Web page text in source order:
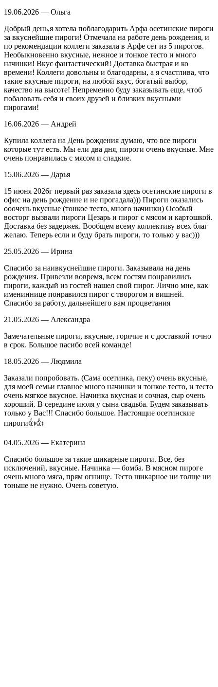
19.06.2026 — Ольга
Добрый день,я хотела поблагодарить Арфа осетинские пироги
за вкуснейшие пироги! Отмечала на работе день рождения, и
по рекомендации коллеги заказала в Арфе сет из 5 пирогов.
Необыкновенно вкусные, нежное и тонкое тесто и много
начинки! Вкус фантастический! Доставка быстрая и ко
времени! Коллеги довольны и благодарны, а я счастлива, что
такие вкусные пироги, на любой вкус, богатый выбор,
качество на высоте! Непременно буду заказывать еще, чтоб
побаловать себя и своих друзей и близких вкусными
пирогами!
16.06.2026 — Андрей
Купила коллега на День рождения думаю, что все пироги
которые тут есть. Мы ели два дня, пироги очень вкусные. Мне
очень понравилась с мясом и сладкие.
15.06.2026 — Дарья
15 июня 2026г первый раз заказала здесь осетинские пироги в
офис на день рождение и не прогадала))) Пироги оказались
ооочень вкусные (тонкое тесто, много начинки) Особый
восторг вызвали пироги Цезарь и пирог с мясом и картошкой.
Доставка без задержек. Вообщем всему коллективу всех благ
желаю. Теперь если и буду брать пироги, то только у вас)))
25.05.2026 — Ирина
Спасибо за наивкуснейшие пироги. Заказывала на день
рождения. Привезли вовремя, всем гостям понравились
пироги, каждый из гостей нашел свой пирог. Лично мне, как
имениннице понравился пирог с творогом и вишней.
Спасибо за работу, дальнейшего вам процветания
21.05.2026 — Александра
Замечательные пироги, вкусные, горячие и с доставкой точно
в срок. Большое пасибо всей команде!
18.05.2026 — Людмила
Заказали попробовать. (Сама осетинка, пеку) очень вкусные,
для моей семьи главное много начинки и тонкое тесто, и тесто
очень мягкое вкусное. Начинка вкусная и сочная, сыр очень
хороший. В середине июля у сына свадьба. Будем заказывать
только у Вас!!! Спасибо большое. Настоящие осетинские
пироги👍👍
04.05.2026 — Екатерина
Спасибо большое за такие шикарные пироги. Все, без
исключений, вкусные. Начинка — бомба. В мясном пироге
очень много мяса, прям огнище. Тесто шикарное ни толще ни
тоньше не нужно. Очень советую.